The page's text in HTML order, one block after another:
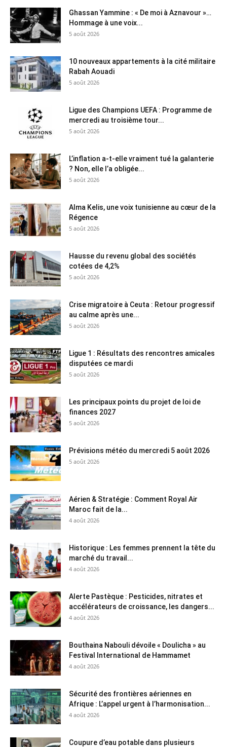
Ghassan Yammine : « De moi à Aznavour »…
Hommage à une voix...
5 août 2026
10 nouveaux appartements à la cité militaire
Rabah Aouadi
5 août 2026
Ligue des Champions UEFA : Programme de
mercredi au troisième tour...
5 août 2026
L’inflation a-t-elle vraiment tué la galanterie
? Non, elle l’a obligée...
5 août 2026
Alma Kelis, une voix tunisienne au cœur de la
Régence
5 août 2026
Hausse du revenu global des sociétés
cotées de 4,2%
5 août 2026
Crise migratoire à Ceuta : Retour progressif
au calme après une...
5 août 2026
Ligue 1 : Résultats des rencontres amicales
disputées ce mardi
5 août 2026
Les principaux points du projet de loi de
finances 2027
5 août 2026
Prévisions météo du mercredi 5 août 2026
5 août 2026
Aérien & Stratégie : Comment Royal Air
Maroc fait de la...
4 août 2026
Historique : Les femmes prennent la tête du
marché du travail...
4 août 2026
Alerte Pastèque : Pesticides, nitrates et
accélérateurs de croissance, les dangers...
4 août 2026
Bouthaina Nabouli dévoile « Doulicha » au
Festival International de Hammamet
4 août 2026
Sécurité des frontières aériennes en
Afrique : L’appel urgent à l’harmonisation...
4 août 2026
Coupure d’eau potable dans plusieurs